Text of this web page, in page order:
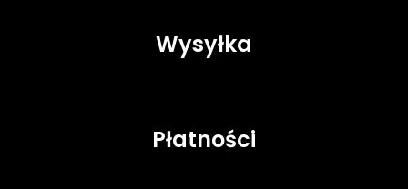
Wysyłka
Płatności